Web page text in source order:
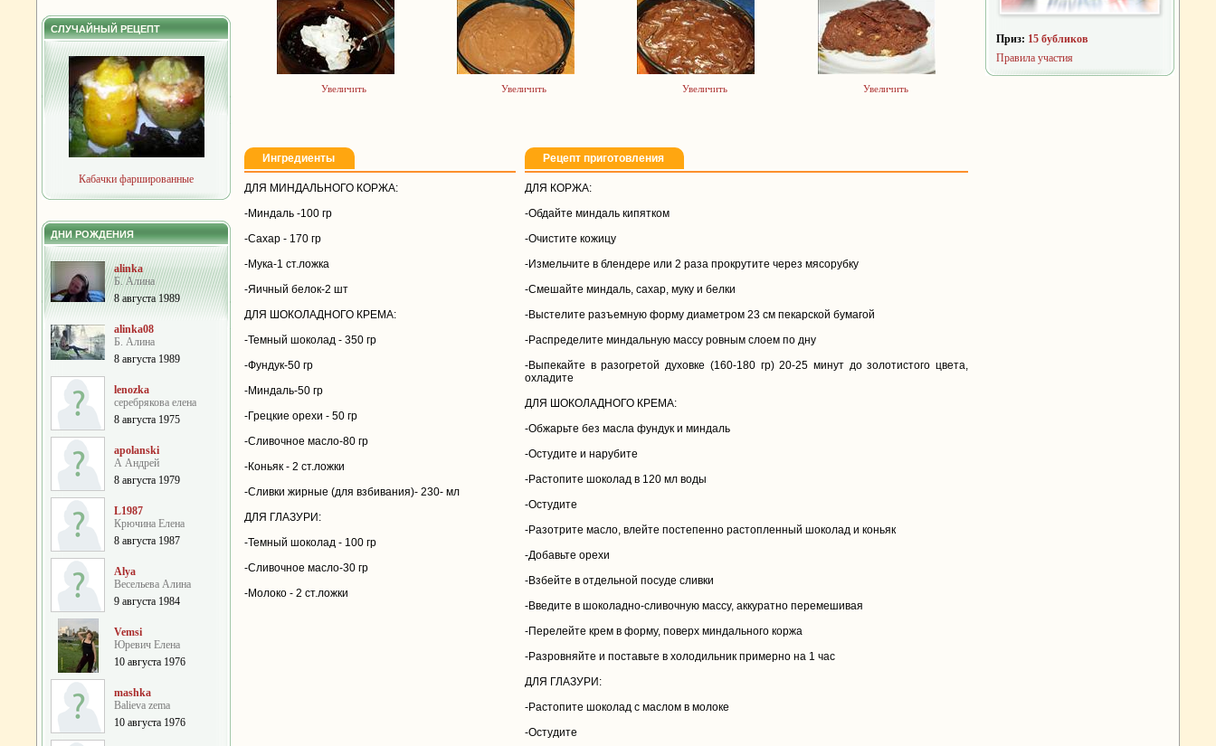
СЛУЧАЙНЫЙ РЕЦЕПТ
Кабачки фаршированные
ДНИ РОЖДЕНИЯ
alinka
Б. Алина
8 августа 1989
alinka08
Б. Алина
8 августа 1989
lenozka
серебрякова елена
8 августа 1975
apolanski
А Андрей
8 августа 1979
L1987
Крючина Елена
8 августа 1987
Alya
Весельева Алина
9 августа 1984
Vemsi
Юревич Елена
10 августа 1976
mashka
Balieva zema
10 августа 1976
Увеличить Увеличить Увеличить Увеличить
Ингредиенты Рецепт приготовления
ДЛЯ МИНДАЛЬНОГО КОРЖА:
-Миндаль -100 гр
-Сахар - 170 гр
-Мука-1 ст.ложка
-Яичный белок-2 шт
ДЛЯ ШОКОЛАДНОГО КРЕМА:
-Темный шоколад - 350 гр
-Фундук-50 гр
-Миндаль-50 гр
-Грецкие орехи - 50 гр
-Сливочное масло-80 гр
-Коньяк - 2 ст.ложки
-Сливки жирные (для взбивания)- 230- мл
ДЛЯ ГЛАЗУРИ:
-Темный шоколад - 100 гр
-Сливочное масло-30 гр
-Молоко - 2 ст.ложки
ДЛЯ КОРЖА:
-Обдайте миндаль кипятком
-Очистите кожицу
-Измельчите в блендере или 2 раза прокрутите через мясорубку
-Смешайте миндаль, сахар, муку и белки
-Выстелите разъемную форму диаметром 23 см пекарской бумагой
-Распределите миндальную массу ровным слоем по дну
-Выпекайте в разогретой духовке (160-180 гр) 20-25 минут до золотистого цвета,
охладите
ДЛЯ ШОКОЛАДНОГО КРЕМА:
-Обжарьте без масла фундук и миндаль
-Остудите и нарубите
-Растопите шоколад в 120 мл воды
-Остудите
-Разотрите масло, влейте постепенно растопленный шоколад и коньяк
-Добавьте орехи
-Взбейте в отдельной посуде сливки
-Введите в шоколадно-сливочную массу, аккуратно перемешивая
-Перелейте крем в форму, поверх миндального коржа
-Разровняйте и поставьте в холодильник примерно на 1 час
ДЛЯ ГЛАЗУРИ:
-Растопите шоколад с маслом в молоке
-Остудите
Приз: 15 бубликов
Правила участия